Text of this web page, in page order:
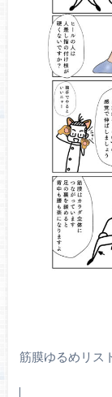
筋膜ゆるめリス